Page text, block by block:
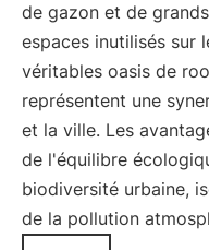
de gazon et de
espaces inutilisés sur
véritables oasis de
représentent une
et la ville. Les
de l'équilibre
biodiversité urbaine,
de la pollution